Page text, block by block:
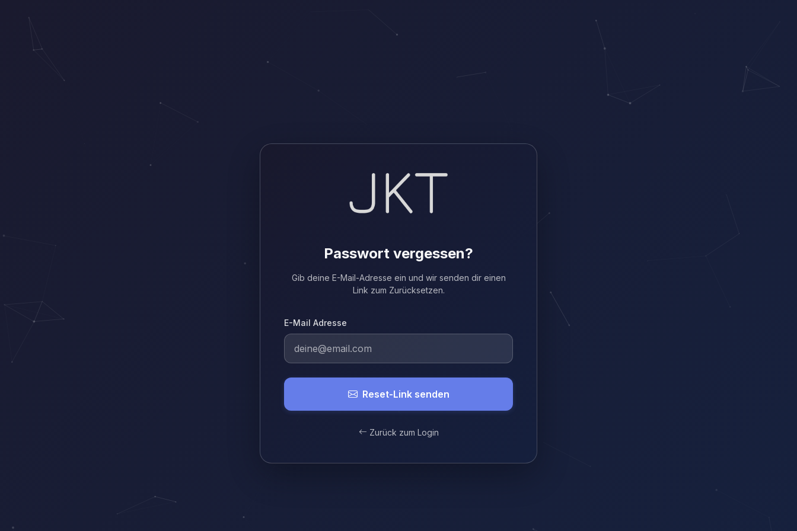
Passwort vergessen?
Gib deine E-Mail-Adresse ein und wir senden dir einen
Link zum Zurücksetzen.
E-Mail Adresse
Reset-Link senden
Zurück zum Login